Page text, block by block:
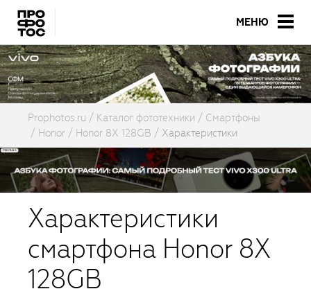
МЕНЮ
Prophotos.ru Каталог фототехники
Смартфоны
Honor
Honor 8X 128GB Характеристики
Характеристики
смартфона Honor 8X
128GB